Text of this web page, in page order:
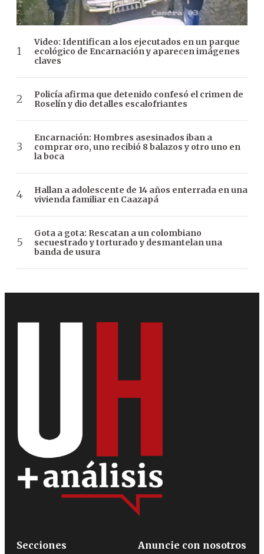
Video: Identifican a los ejecutados en un parque
ecológico de Encarnación y aparecen imágenes
claves
Policía afirma que detenido confesó el crimen de
Roselín y dio detalles escalofriantes
Encarnación: Hombres asesinados iban a
comprar oro, uno recibió 8 balazos y otro uno en
la boca
Hallan a adolescente de 14 años enterrada en una
vivienda familiar en Caazapá
Gota a gota: Rescatan a un colombiano
secuestrado y torturado y desmantelan una
banda de usura
Secciones
Anuncie con nosotros